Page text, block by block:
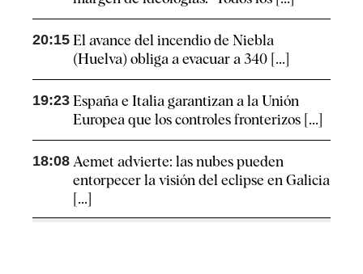
20:15 El avance del incendio de Niebla
(Huelva) obliga a evacuar a 340 [...]
19:23 España e Italia garantizan a la Unión
Europea que los controles fronterizos [...]
18:08 Aemet advierte: las nubes pueden
entorpecer la visión del eclipse en Galicia
[...]